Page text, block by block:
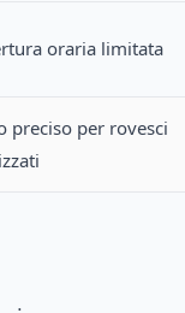
oraria limitata
preciso per rovesci